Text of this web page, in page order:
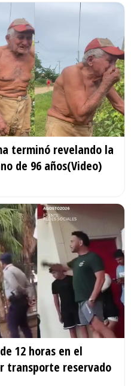
terminó revelando la
de 96 años(Video)
12 horas en el
transporte reservado